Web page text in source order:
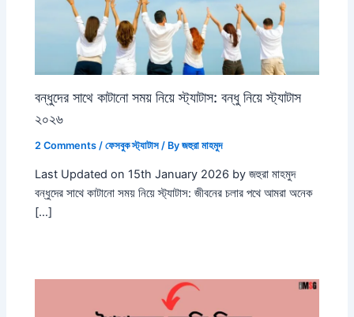
বন্ধুদের সাথে কাটানো সময় নিয়ে স্ট্যাটাস: বন্ধু নিয়ে স্ট্যাটাস
২০২৬
2 Comments /ফেসবুক স্ট্যাটাস/ Byজহুরা মাহমুদ
Last Updated on 15th January 2026 by জহুরা মাহমুদ
বন্ধুদের সাথে কাটানো সময় নিয়ে স্ট্যাটাস: জীবনের চলার পথে আমরা অনেক
[…]